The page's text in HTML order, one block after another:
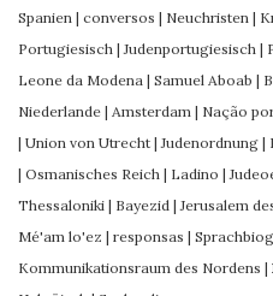
Spanien | conversos | Neuchristen |
Portugiesisch |Judenportugiesisch |
Leone da Modena | Samuel Aboab |
Niederlande | Amsterdam | Nação
| Union von Utrecht |Judenordnung |
| Osmanisches Reich | Ladino |
Thessaloniki | Bayezid |Jerusalem
Mé'am lo'ez | responsas |
Kommunikationsraum des Nordens |